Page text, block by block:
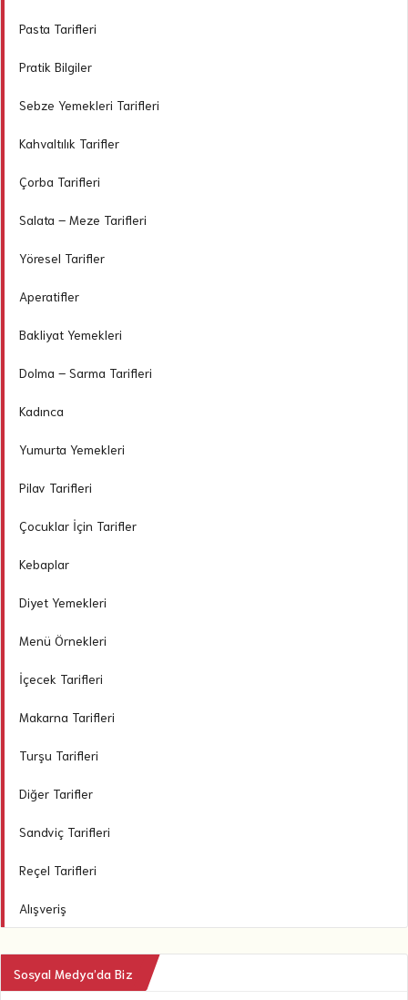
Pasta Tarifleri
Pratik Bilgiler
Sebze Yemekleri Tarifleri
Kahvaltılık Tarifler
Çorba Tarifleri
Salata – Meze Tarifleri
Yöresel Tarifler
Aperatifler
Bakliyat Yemekleri
Dolma – Sarma Tarifleri
Kadınca
Yumurta Yemekleri
Pilav Tarifleri
Çocuklar İçin Tarifler
Kebaplar
Diyet Yemekleri
Menü Örnekleri
İçecek Tarifleri
Makarna Tarifleri
Turşu Tarifleri
Diğer Tarifler
Sandviç Tarifleri
Reçel Tarifleri
Alışveriş
Sosyal Medya’da Biz